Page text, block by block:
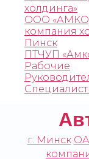
холдинга‎»‎
ООО
компания
Пинск
ПТЧУП
Рабочие
г. Минск